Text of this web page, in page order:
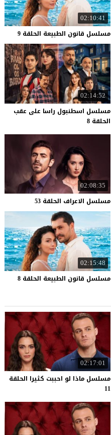
02:10:41
مسلسل قانون الطبيعة الحلقة 9
02:14:52
مسلسل اسطنبول راسا على عقب
الحلقة 8
02:08:35
مسلسل الاعراف الحلقة 53
02:15:48
مسلسل قانون الطبيعة الحلقة 8
02:17:01
مسلسل ماذا لو احببت كثيرا الحلقة
11